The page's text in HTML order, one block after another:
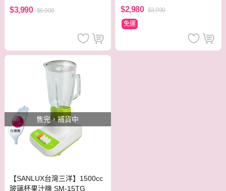
$3,990 $6,900 $2,980 $3,990
免運
售完，補貨中
【SANLUX台灣三洋】1500cc
玻璃杯果汁機 SM-15TG